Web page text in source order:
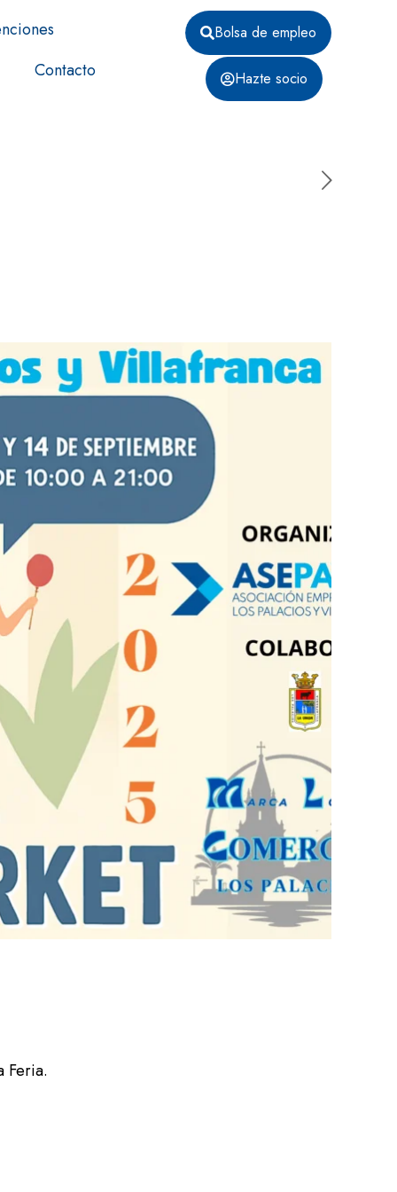
Contacto
Bolsa de empleo
Hazte socio
Feria.